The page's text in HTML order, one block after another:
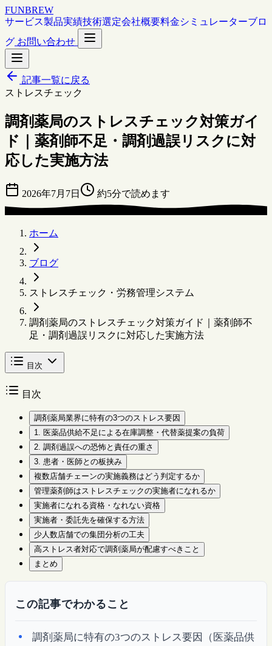
FUNBREW
サービス製品実績技術選定会社概要料金シミュレーターブロ
グ お問い合わせ
記事一覧に戻る
ストレスチェック
調剤薬局のストレスチェック対策ガイ
ド｜薬剤師不足・調剤過誤リスクに対
応した実施方法
2026年7月7日 約5分で読めます
ホーム
ブログ
ストレスチェック・労務管理システム
調剤薬局のストレスチェック対策ガイド｜薬剤師不
足・調剤過誤リスクに対応した実施方法
目次
目次
調剤薬局業界に特有の3つのストレス要因
1. 医薬品供給不足による在庫調整・代替薬提案の負荷
2. 調剤過誤への恐怖と責任の重さ
3. 患者・医師との板挟み
複数店舗チェーンの実施義務はどう判定するか
管理薬剤師はストレスチェックの実施者になれるか
実施者になれる資格・なれない資格
実施者・委託先を確保する方法
少人数店舗での集団分析の工夫
高ストレス者対応で調剤薬局が配慮すべきこと
まとめ
この記事でわかること
調剤薬局に特有の3つのストレス要因（医薬品供